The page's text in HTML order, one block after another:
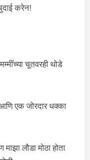
करेन!
चूतवरही थोडे
एक जोरदार धक्का
लौडा मोठा होता